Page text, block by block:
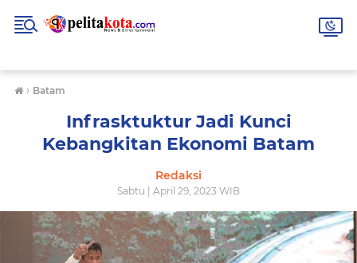
› Batam
Infrasktuktur Jadi Kunci
Kebangkitan Ekonomi Batam
Redaksi
Sabtu | April 29, 2023 WIB